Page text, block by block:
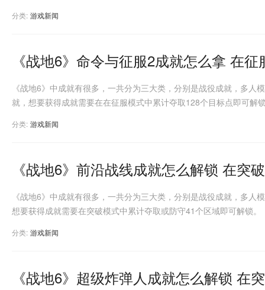
分类: 游戏新闻
《战地6》命令与征服2成就怎么拿 在
《战地6》中成就有很多，一共分为三大类，分别是战役成就，多
就，想要获得成就需要在在征服模式中累计夺取128个目标点即可解
分类: 游戏新闻
《战地6》前沿战线成就怎么解锁 在突
《战地6》中成就有很多，一共分为三大类，分别是战役成就，多
想要获得成就需要在突破模式中累计夺取或防守41个区域即可解锁。
分类: 游戏新闻
《战地6》超级炸弹人成就怎么解锁 在